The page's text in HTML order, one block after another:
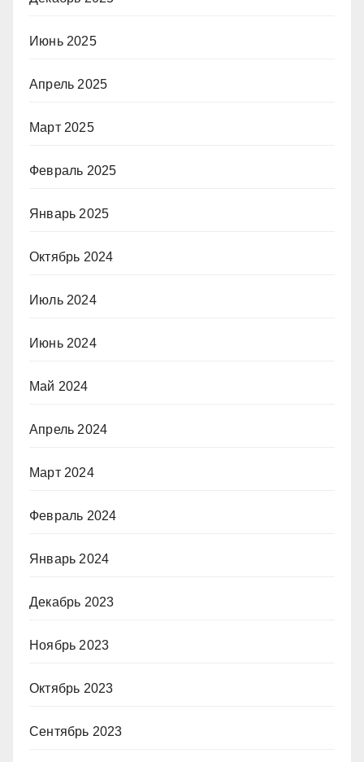
Июнь 2025
Апрель 2025
Март 2025
Февраль 2025
Январь 2025
Октябрь 2024
Июль 2024
Июнь 2024
Май 2024
Апрель 2024
Март 2024
Февраль 2024
Январь 2024
Декабрь 2023
Ноябрь 2023
Октябрь 2023
Сентябрь 2023